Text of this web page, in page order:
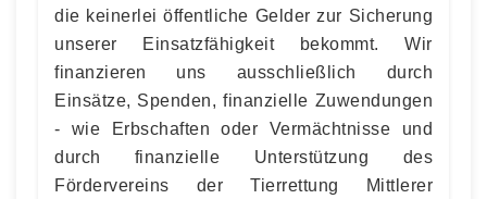
die keinerlei öffentliche Gelder zur Sicherung
unserer Einsatzfähigkeit bekommt. Wir
finanzieren uns ausschließlich durch
Einsätze, Spenden, finanzielle Zuwendungen
- wie Erbschaften oder Vermächtnisse und
durch finanzielle Unterstützung des
Fördervereins der Tierrettung Mittlerer